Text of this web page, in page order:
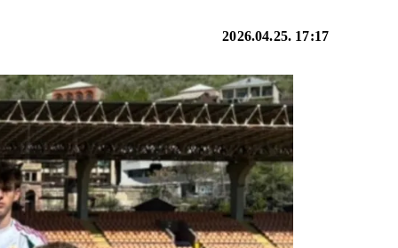
2026.04.25. 17:17